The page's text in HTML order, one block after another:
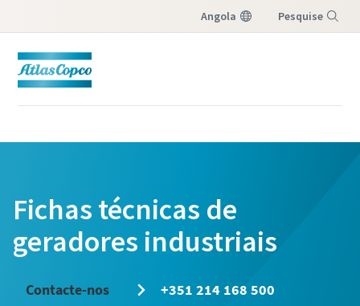
Angola Pesquise
Fichas técnicas de
geradores industriais
Contacte-nos +351 214 168 500